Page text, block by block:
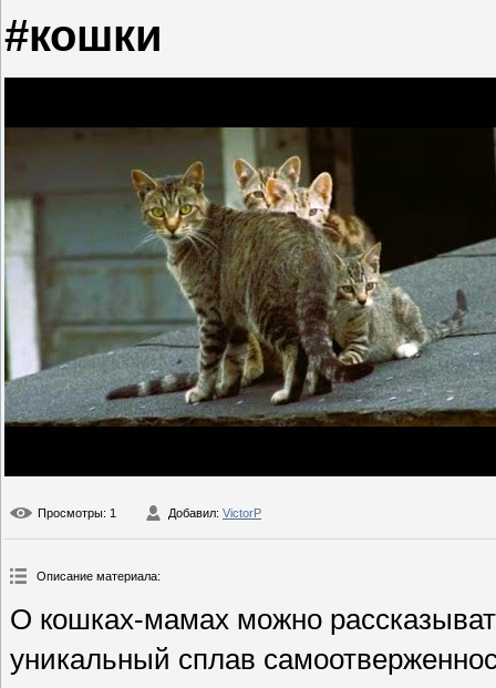
#кошки
Просмотры: 1 Добавил: VictorP
Описание материала:
О кошках-мамах можно
уникальный сплав